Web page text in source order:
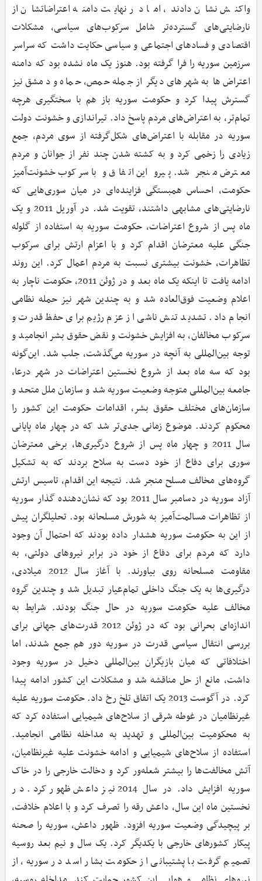
واکنش نشان دادند، اما در نهایت دامنه اعتراضاتشان از
نارضایتی‌های گسترده‌تر شامل سرکوب‌های سیاسی، مشکلات
اقتصادی و فسادهای اجتماعی و سیاسی حکایت داشت که سراسر
سرزمین سوریه را فرا گرفته بود. هنوز یک ماه نشده بود که دامنه
اعتراض‌ها به شهرهای دیگر از جمله حمص، حماه و دمشق نیز
گسترش پیدا کرد و حکومت سوریه باز هم با سختگیری هرچه
تمام‌تر، به اعتراض‌های مردم پاسخ داد. تیراندازی و خشونت دولت
سوریه در مقابله با اعتراض‌های شکل‌گرفته از سوی مردم، جمع
زیادی را زخمی کرد و به کشته شدن چند نفر از جوانان و مردم
معترض منجر شد. پیرو این اتفاق و با سرکوب خشونت‌آمیز
حکومت، احساس همبستگی فزاینده‌ای در میان سوری‌هایی که
نارضایتی‌های مشابهی داشتند، تقویت شد. در آوریل 2011 و یک
ماه پس از شروع اعتراضات، حکومت سوریه به استفاده از گلوله
جنگی علیه معترضان اقدام کرد و با اعزام ارتش برای سرکوب
تظاهرات، خشونت بیشتری نسبت به مردم اعمال کرد. این روند
ادامه یافت تا اینکه یک ماه بعد و در ژوئن 2011، حکومت ناچار به
اعلام وضعیت فوق‌العاده شد و به چندین شهر نیز حمله نظامی
انجام داد. تشدید تنش ناشی از عزم رژیم برای حفظ قدرت و
سرکوب مخالفان، به افزایش خشونت و نقض حقوق بشر انجامید و
توجه بین‌المللی به آنچه در سوریه می‌گذشت، جلب شد. این‌گونه
بود که سه ماه بعد از شروع نخستین اعتراضات در شهر درعا،
جامعه بین‌المللی متوجه وضعیت سوریه شد و سازمان ملل متحد و
سازمان‌های مختلف حقوق بشر، اقدامات حکومت این کشور را
محکوم کردند. موضوع زمانی جدی‌تر شد که در چهار ماه پایانی
سال 2011 و چهار ماه پس از شروع درگیری‌ها، برخی معترضان
سوری برای دفاع از خود دست به سلاح بردند که به تشکیل
گروه‌های مخالف مسلح منجر شد. نتیجه این اقدام، تاسیس ارتش
آزاد سوریه در دسامبر سال 2011 بود که نشان‌دهنده گذار سوریه
از تظاهرات مسالمت‌آمیز به شورش مسلحانه بود. تحلیلگران پیش
از این به حکومت سوریه هشدار داده بودند که احتمال آن وجود
دارد که مردم برای دفاع از خود در برابر نیروهای دولتی، به
مقاومت مسلحانه روی بیاورند. با آغاز سال 2012 میلادی،
درگیری‌ها به یک جنگ داخلی تمام‌عیار تبدیل شد و چندین گروه
مخالف علیه حکومت سوریه در حال جنگ بودند. شرایط به
اندازه‌ای بحرانی بود که در ژوئن 2012 قدرت‌های جهانی برای
بررسی انتقال سیاسی قدرت در سوریه دور هم جمع شدند، اما
اختلافاتی که میان بازیگران بین‌المللی دخیل در سوریه وجود
داشت، مانع از حل مناقشه شد و مشکلات این کشور ادامه پیدا
کرد. در آگوست 2013 یک اتفاق تلخ رخ داد. حکومت سوریه علیه
غیرنظامیان در غوطه شرقی از سلاح‌های شیمیایی استفاده کرد که
به محکومیت بین‌المللی و تهدید به مداخله نظامی انجامید.
استفاده از سلاح‌های شیمیایی و ادامه خشونت علیه غیرنظامیان،
آتش مخالفت‌ها را بیشتر شعله‌ور کرد و دخالت خارجی را در خاک
سوریه افزایش داد. در سال 2014 نیز داعش ظهور کرد. در
نخستین ماه این سال، داعش رقه را تصرف کرد و با اعلام خلافت،
بر پیچیدگی وضعیت سوریه افزود. ظهور داعش، سوریه را صحنه
پیکار کشورهای خارجی با یکدیگر کرد. یک سال و نیم بعد روسیه
تصمیم گرفت با پشتیبانی از حکومت بشار اسد در سوریه، از